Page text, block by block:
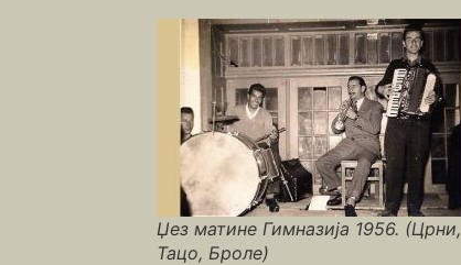
Џез матине Гимназија 1956. (Црни,
Тацо, Броле)